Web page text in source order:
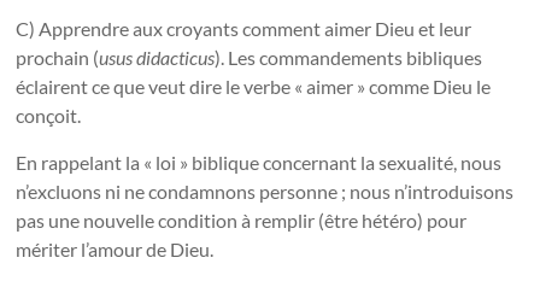
C) Apprendre aux croyants comment aimer Dieu et leur
prochain (usus didacticus). Les commandements bibliques
éclairent ce que veut dire le verbe « aimer » comme Dieu le
conçoit.
En rappelant la « loi » biblique concernant la sexualité, nous
n’excluons ni ne condamnons personne ; nous n’introduisons
pas une nouvelle condition à remplir (être hétéro) pour
mériter l’amour de Dieu.